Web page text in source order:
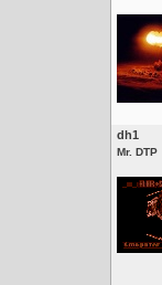
dh1
Mr. DTP